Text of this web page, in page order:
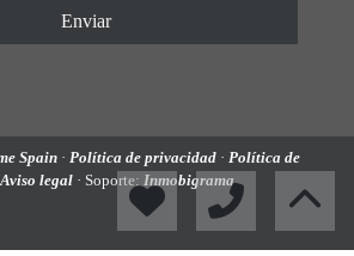
Enviar
Spain · Política de privacidad · Política de
Aviso legal · Soporte: Inmobigrama